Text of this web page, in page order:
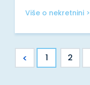
Više o nekretnini >
< 1 2